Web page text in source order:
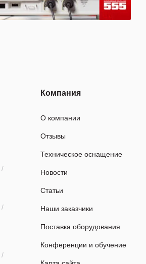
/
/
/
Компания
О компании
Отзывы
Техническое оснащение
Новости
Статьи
Наши заказчики
Поставка оборудования
Конференции и обучение